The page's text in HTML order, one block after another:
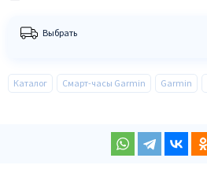
Выбрать
Каталог Смарт-часы Garmin Garmin